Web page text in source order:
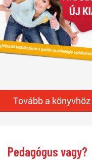
Tovább a könyvhöz
Pedagógus vagy?